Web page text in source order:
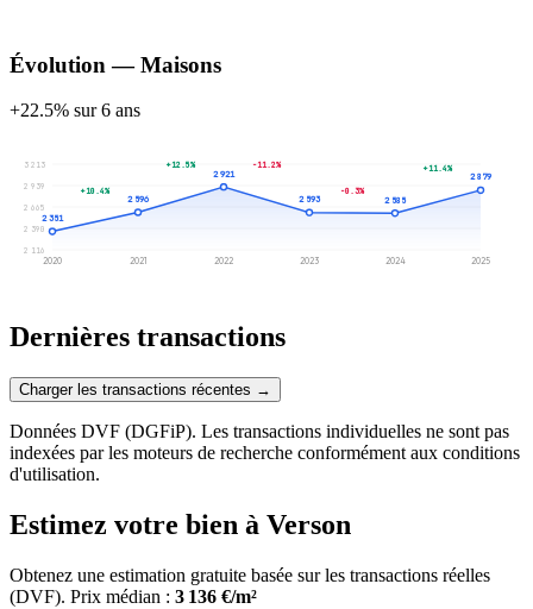
Évolution — Maisons
+22.5% sur 6 ans
2 116
2 390
2 665
2 939
3 213
2 351
2020
2 596
2021
2 921
2022
2 593
2023
2 585
2024
2 879
2025
+10.4%
+12.5% -11.2%
-0.3%
+11.4%
Dernières transactions
Charger les transactions récentes →
Données DVF (DGFiP). Les transactions individuelles ne sont pas
indexées par les moteurs de recherche conformément aux conditions
d'utilisation.
Estimez votre bien à Verson
Obtenez une estimation gratuite basée sur les transactions réelles
(DVF). Prix médian : 3 136 €/m²